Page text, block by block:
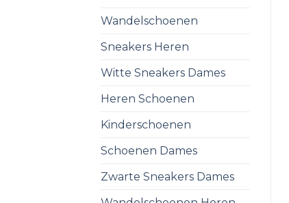
Wandelschoenen
Sneakers Heren
Witte Sneakers Dames
Heren Schoenen
Kinderschoenen
Schoenen Dames
Zwarte Sneakers Dames